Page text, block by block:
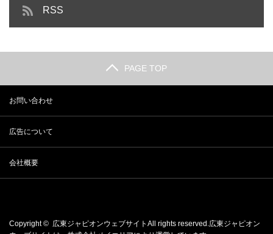
RSS
PAGE TOP
お問い合わせ
広告について
会社概要
Copyright © 広東ジャピオンウェブサイト All rights reserved.広東ジャピオン